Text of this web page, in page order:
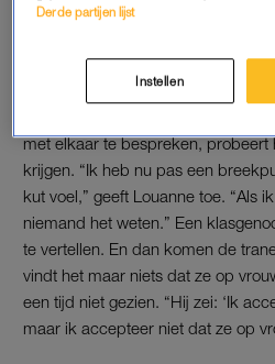
bakken, het is gewoon goed
UIT DE KAST
met elkaar te bespreken, probeert
krijgen. “Ik heb nu pas een
kut voel,” geeft Louanne toe. “Als
niemand het weten.” Een
te vertellen. En dan komen de
vindt het maar niets dat ze op
een tijd niet gezien. “Hij zei: ‘Ik
maar ik accepteer niet dat ze op
Derde partijen lijst
Instellen